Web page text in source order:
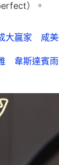
）。
大贏家 咸
韋斯達賓